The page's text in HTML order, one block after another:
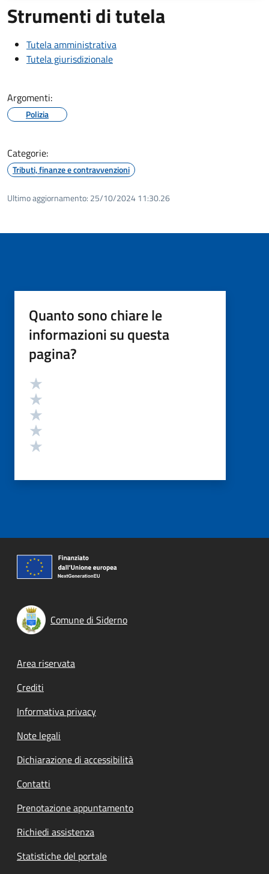
Strumenti di tutela
Tutela amministrativa
Tutela giurisdizionale
Argomenti:
Polizia
Categorie:
Tributi, finanze e contravvenzioni
Ultimo aggiornamento: 25/10/2024 11:30.26
Quanto sono chiare le
informazioni su questa
pagina?
Valutazione
Comune di Siderno
Footer menu
Area riservata
Crediti
Informativa privacy
Note legali
Dichiarazione di accessibilità
Contatti
Prenotazione appuntamento
Richiedi assistenza
Statistiche del portale